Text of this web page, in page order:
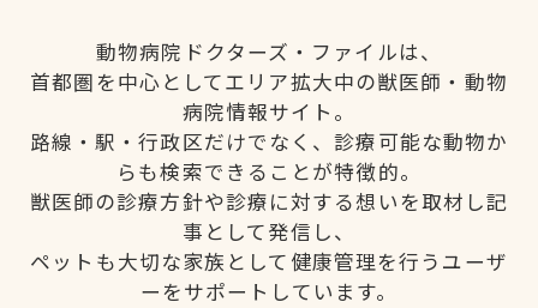
動物病院ドクターズ・ファイルは、
首都圏を中心としてエリア拡大中の獣医師・動物
病院情報サイト。
路線・駅・行政区だけでなく、診療可能な動物か
らも検索できることが特徴的。
獣医師の診療方針や診療に対する想いを取材し記
事として発信し、
ペットも大切な家族として健康管理を行うユーザ
ーをサポートしています。